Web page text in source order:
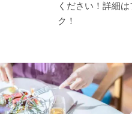
ください！詳細
ク！